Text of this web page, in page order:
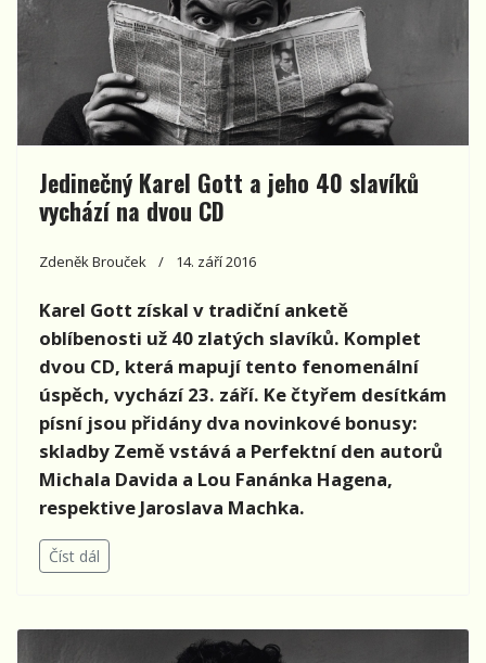
Jedinečný Karel Gott a jeho 40 slavíků
vychází na dvou CD
Zdeněk Brouček 14. září 2016
Karel Gott získal v tradiční anketě
oblíbenosti už 40 zlatých slavíků. Komplet
dvou CD, která mapují tento fenomenální
úspěch, vychází 23. září. Ke čtyřem desítkám
písní jsou přidány dva novinkové bonusy:
skladby Země vstává a Perfektní den autorů
Michala Davida a Lou Fanánka Hagena,
respektive Jaroslava Machka.
Číst dál